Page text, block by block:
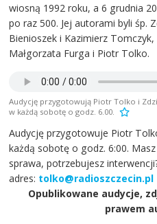
wiosną 1992 roku, a 6 grudnia
po raz 500. Jej autorami byli śp.
Bienioszek i Kazimierz Tomczyk,
Małgorzata Furga i Piotr Tolko.
Audycję przygotowują Piotr Tolko i
w każdą sobotę o godz. 6.00.
Audycję przygotowuje Piotr
każdą sobotę o godz. 6:00.
sprawa, potrzebujesz
adres: tolko@radioszczecin.pl
Opublikowane audycje,
prawem